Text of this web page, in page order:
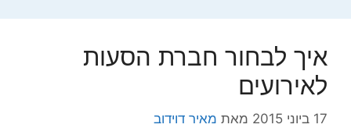
איך לבחור חברת הסעות
לאירועים
17 ביוני 2015 מאת מאיר דוידוב